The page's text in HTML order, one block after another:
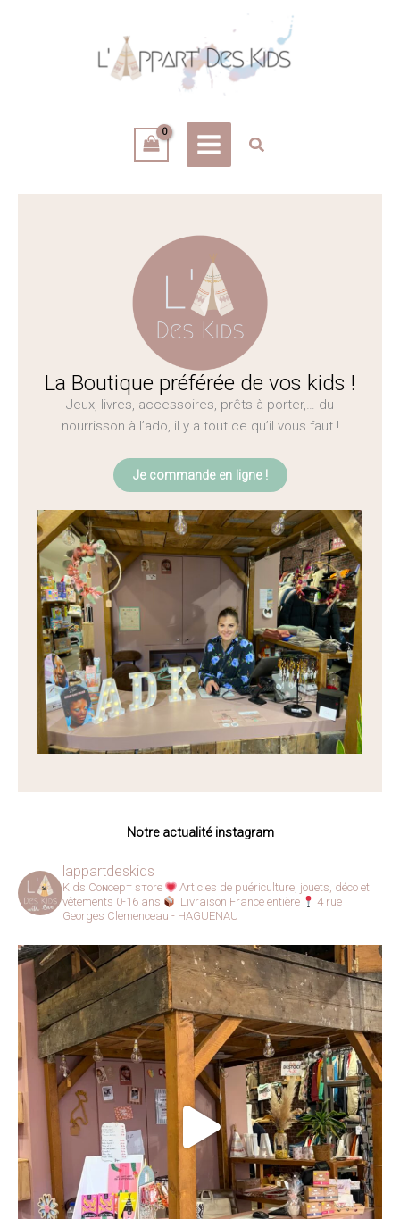
La Boutique préférée de vos kids !
Jeux, livres, accessoires, prêts-à-porter,… du
nourrisson à l’ado, il y a tout ce qu’il vous faut !
Je commande en ligne !
Notre actualité instagram
lappartdeskids
Kids Coɴcepт ѕтore
Articles de puériculture, jouets, déco et
vêtements 0-16 ans
Livraison France entière
4 rue
Georges Clemenceau - HAGUENAU